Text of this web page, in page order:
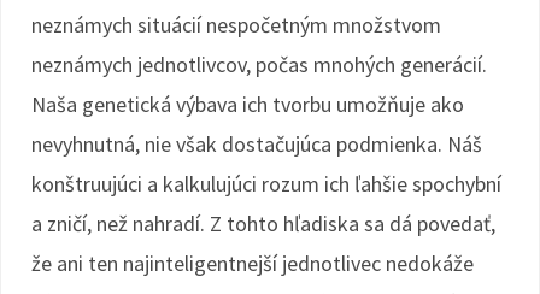
neznámych situácií nespočetným množstvom
neznámych jednotlivcov, počas mnohých generácií.
Naša genetická výbava ich tvorbu umožňuje ako
nevyhnutná, nie však dostačujúca podmienka. Náš
konštruujúci a kalkulujúci rozum ich ľahšie spochybní
a zničí, než nahradí. Z tohto hľadiska sa dá povedať,
že ani ten najinteligentnejší jednotlivec nedokáže